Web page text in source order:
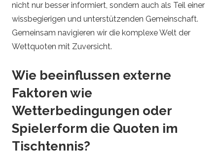
nicht nur besser informiert, sondern auch als Teil einer
wissbegierigen und unterstützenden Gemeinschaft.
Gemeinsam navigieren wir die komplexe Welt der
Wettquoten mit Zuversicht.
Wie beeinflussen externe
Faktoren wie
Wetterbedingungen oder
Spielerform die Quoten im
Tischtennis?